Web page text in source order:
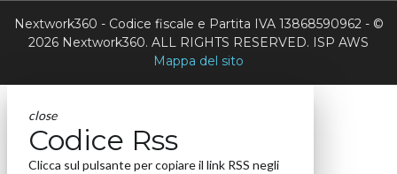
Nextwork360 - Codice fiscale e Partita IVA 13868590962 - ©
2026 Nextwork360. ALL RIGHTS RESERVED. ISP AWS
Mappa del sito
close
Codice Rss
Clicca sul pulsante per copiare il link RSS negli